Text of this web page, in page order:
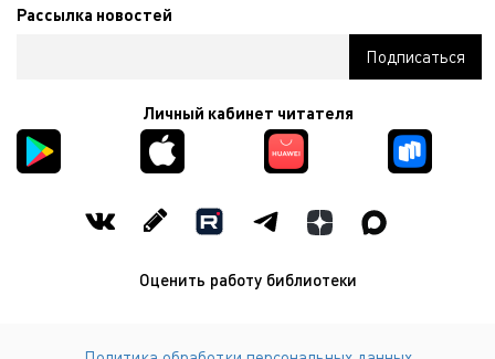
Рассылка новостей
Личный кабинет читателя
Оценить работу библиотеки